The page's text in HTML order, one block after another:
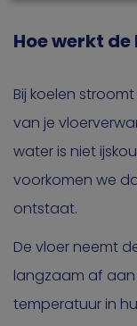
Hoe werkt
Bij koelen
van je
water is niet
voorkomen we
ontstaat.
De vloer neemt
langzaam af
temperatuur in